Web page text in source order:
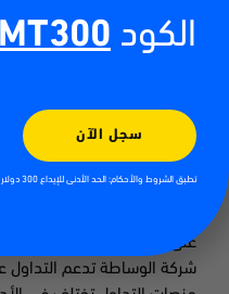
75؟
تداولي في احدى شركات
على جائزة الأفضل في الشرق
الكود
سجل الآن
تطبق الشروط والأحكام: الحد الأدنى للإيداع 300 دولار | الحد الأعلى للمكافأة 300 دولار